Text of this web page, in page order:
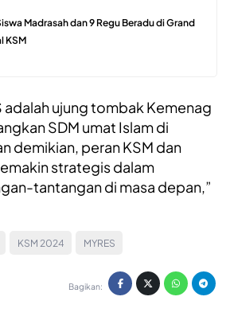
Madrasah dan 9 Regu Beradu di Grand
KSM
adalah ujung tombak Kemenag
SDM umat Islam di
demikian, peran KSM dan
strategis dalam
tantangan di masa depan,”
KSM 2024 MYRES
Bagikan: